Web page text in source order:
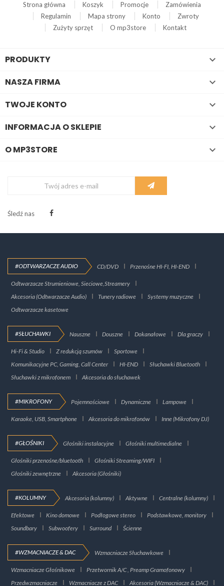
Strona główna Koszyk Promocje
Zamówienia
Regulamin
Mapa strony Konto
Zwroty
Zużyty sprzęt
O mp3store Kontakt
PRODUKTY 
NASZA FIRMA 
TWOJE KONTO 
INFORMACJA O SKLEPIE 
O MP3STORE 
Śledź nas
#ODTWARZACZE AUDIO CD/DVD Przenośne HI-FI, HI-END
Odtwarzacze Strumieniowe, Sieciowe,Streamery
Akcesoria (Odtwarzacze Audio)
Tunery radiowe
Systemy muzyczne
Odtwarzacze kasetowe
#SŁUCHAWKI Nauszne Douszne Dokanałowe Dla graczy
Hi-Fi & Studio Z redukcją szumów
Sportowe
Komunikacyjne PC, Gaming, Call Center
HI-END
Słuchawki Bluetooth
Słuchawki z mikrofonem
Akcesoria do słuchawek
#MIKROFONY Pojemnościowe Dynamiczne Lampowe
Karaoke, USB, Smartphone Akcesoria do mikrofonów Inne (Mikrofony DJ)
#GŁOŚNIKI Głośniki instalacyjne Głośniki multimedialne
Głośniki przenośne/bluetooth
Głośniki Streaming/WIFI
Głośniki zewnętrzne
Akcesoria (Głośniki)
#KOLUMNY Akcesoria (kolumny) Aktywne Centralne (kolumny)
Efektowe Kino domowe Podłogowe stereo
Podstawkowe, monitory
Soundbary
Subwoofery Surround Ścienne
#WZMACNIACZE & DAC Wzmacniacze Słuchawkowe
Wzmacniacze Głośnikowe
Przetwornik A/C , Preamp Gramofonowy
Przedwzmacniacze
Wzmacniacze z DAC Akcesoria (Wzmacniacze & DAC)